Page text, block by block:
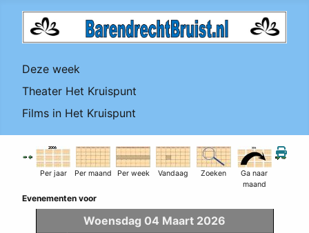
Deze week
Theater Het Kruispunt
Films in Het Kruispunt
Per jaar Per maand Per week Vandaag Zoeken
Ga naar
maand
Evenementen voor
Woensdag 04 Maart 2026